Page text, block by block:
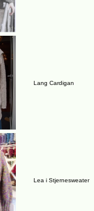
Lang Cardigan
Lea i Stjernesweater